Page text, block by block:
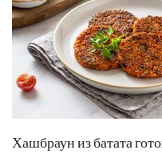
Хашбраун из батата